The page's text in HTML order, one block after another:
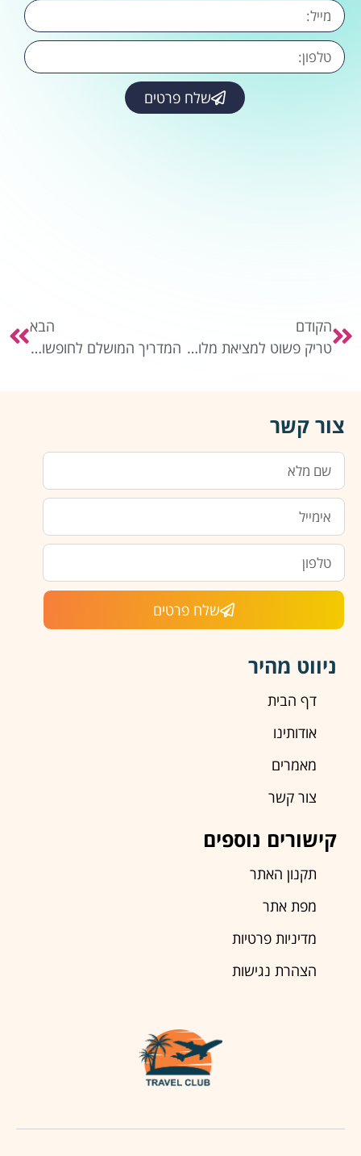
שלח פרטים
הקודם
טריק פשוט למציאת מלונות חמישה כוכבים בזול
הבא
המדריך המושלם לחופשות מתוכננות
צור קשר
שלח פרטים
ניווט מהיר
דף הבית
אודותינו
מאמרים
צור קשר
קישורים נוספים
תקנון האתר
מפת אתר
מדיניות פרטיות
הצהרת נגישות